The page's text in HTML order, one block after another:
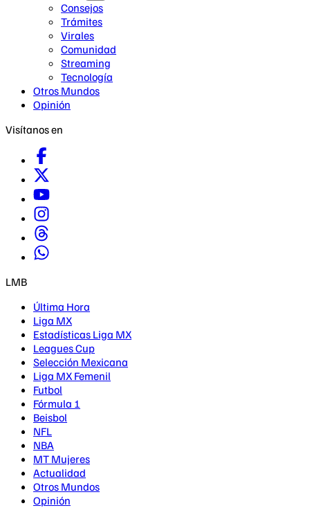
Consejos
Trámites
Virales
Comunidad
Streaming
Tecnología
Otros Mundos
Opinión
Visítanos en
LMB
Última Hora
Liga MX
Estadísticas Liga MX
Leagues Cup
Selección Mexicana
Liga MX Femenil
Futbol
Fórmula 1
Beisbol
NFL
NBA
MT Mujeres
Actualidad
Otros Mundos
Opinión